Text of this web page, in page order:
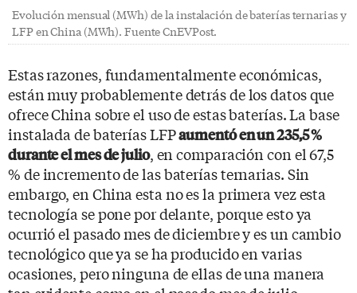
Evolución mensual (MWh) de la instalación de baterías ternarias y
LFP en China (MWh). Fuente CnEVPost.
Estas razones, fundamentalmente económicas,
están muy probablemente detrás de los datos que
ofrece China sobre el uso de estas baterías. La base
instalada de baterías LFPaumentó en un 235,5 %
durante el mes de julio, en comparación con el 67,5
% de incremento de las baterías ternarias. Sin
embargo, en China esta no es la primera vez esta
tecnología se pone por delante, porque esto ya
ocurrió el pasado mes de diciembre y es un cambio
tecnológico que ya se ha producido en varias
ocasiones, pero ninguna de ellas de una manera